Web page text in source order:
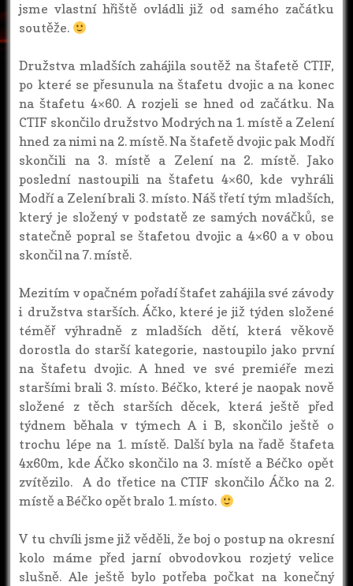
jsme vlastní hřiště ovládli již od samého začátku
soutěže.
Družstva mladších zahájila soutěž na štafetě CTIF,
po které se přesunula na štafetu dvojic a na konec
na štafetu 4×60. A rozjeli se hned od začátku. Na
CTIF skončilo družstvo Modrých na 1. místě a Zelení
hned za nimi na 2. místě. Na štafetě dvojic pak Modří
skončili na 3. místě a Zelení na 2. místě. Jako
poslední nastoupili na štafetu 4×60, kde vyhráli
Modří a Zelení brali 3. místo. Náš třetí tým mladších,
který je složený v podstatě ze samých nováčků, se
statečně popral se štafetou dvojic a 4×60 a v obou
skončil na 7. místě.
Mezitím v opačném pořadí štafet zahájila své závody
i družstva starších. Áčko, které je již týden složené
téměř výhradně z mladších dětí, která věkově
dorostla do starší kategorie, nastoupilo jako první
na štafetu dvojic. A hned ve své premiéře mezi
staršími brali 3. místo. Béčko, které je naopak nově
složené z těch starších děcek, která ještě před
týdnem běhala v týmech A i B, skončilo ještě o
trochu lépe na 1. místě. Další byla na řadě štafeta
4x60m, kde Áčko skončilo na 3. místě a Béčko opět
zvítězilo. A do třetice na CTIF skončilo Áčko na 2.
místě a Béčko opět bralo 1. místo.
V tu chvíli jsme již věděli, že boj o postup na okresní
kolo máme před jarní obvodovkou rozjetý velice
slušně. Ale ještě bylo potřeba počkat na konečný